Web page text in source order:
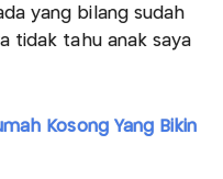
yang bilang sudah
tidak tahu anak saya
Kosong Yang Bikin